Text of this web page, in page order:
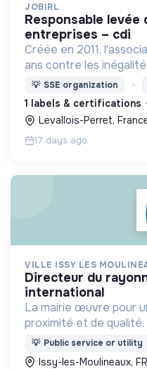
JOBIRL
responsable levée de fonds/mécénat
entreprises – cdi
Créée en 2011,
ans contre les
de genre dans
professionnelle.
💡 SSE organization
1 labels & certifications
Levallois-Perret,
17 days ago
VILLE ISSY LES
directeur du rayonnement local et
international
La mairie œuvre pour
proximité et de
l'enfance, l’action
l’aménagement
💡 Public service or utility
Issy-les-Moulineaux, FR